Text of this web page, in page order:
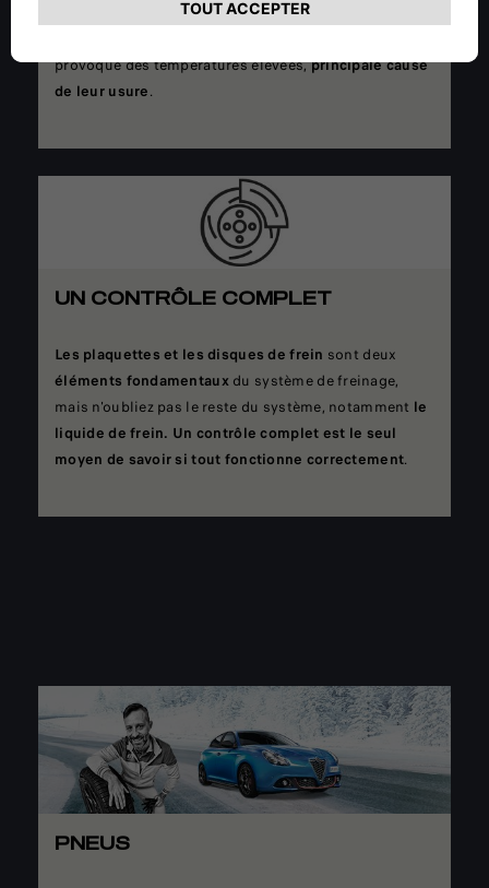
commencent à ralentir le véhicule. Les disques de
provoque des températures élevées,principale cause
de leur usure.
UN CONTRÔLE COMPLET
Les plaquettes et les disques de frein sont deux
éléments fondamentauxdu système de freinage,
mais n'oubliez pas le reste du système, notamment le
liquide de frein. Un contrôle complet est le seul
moyen de savoir si tout fonctionne correctement.
PNEUS